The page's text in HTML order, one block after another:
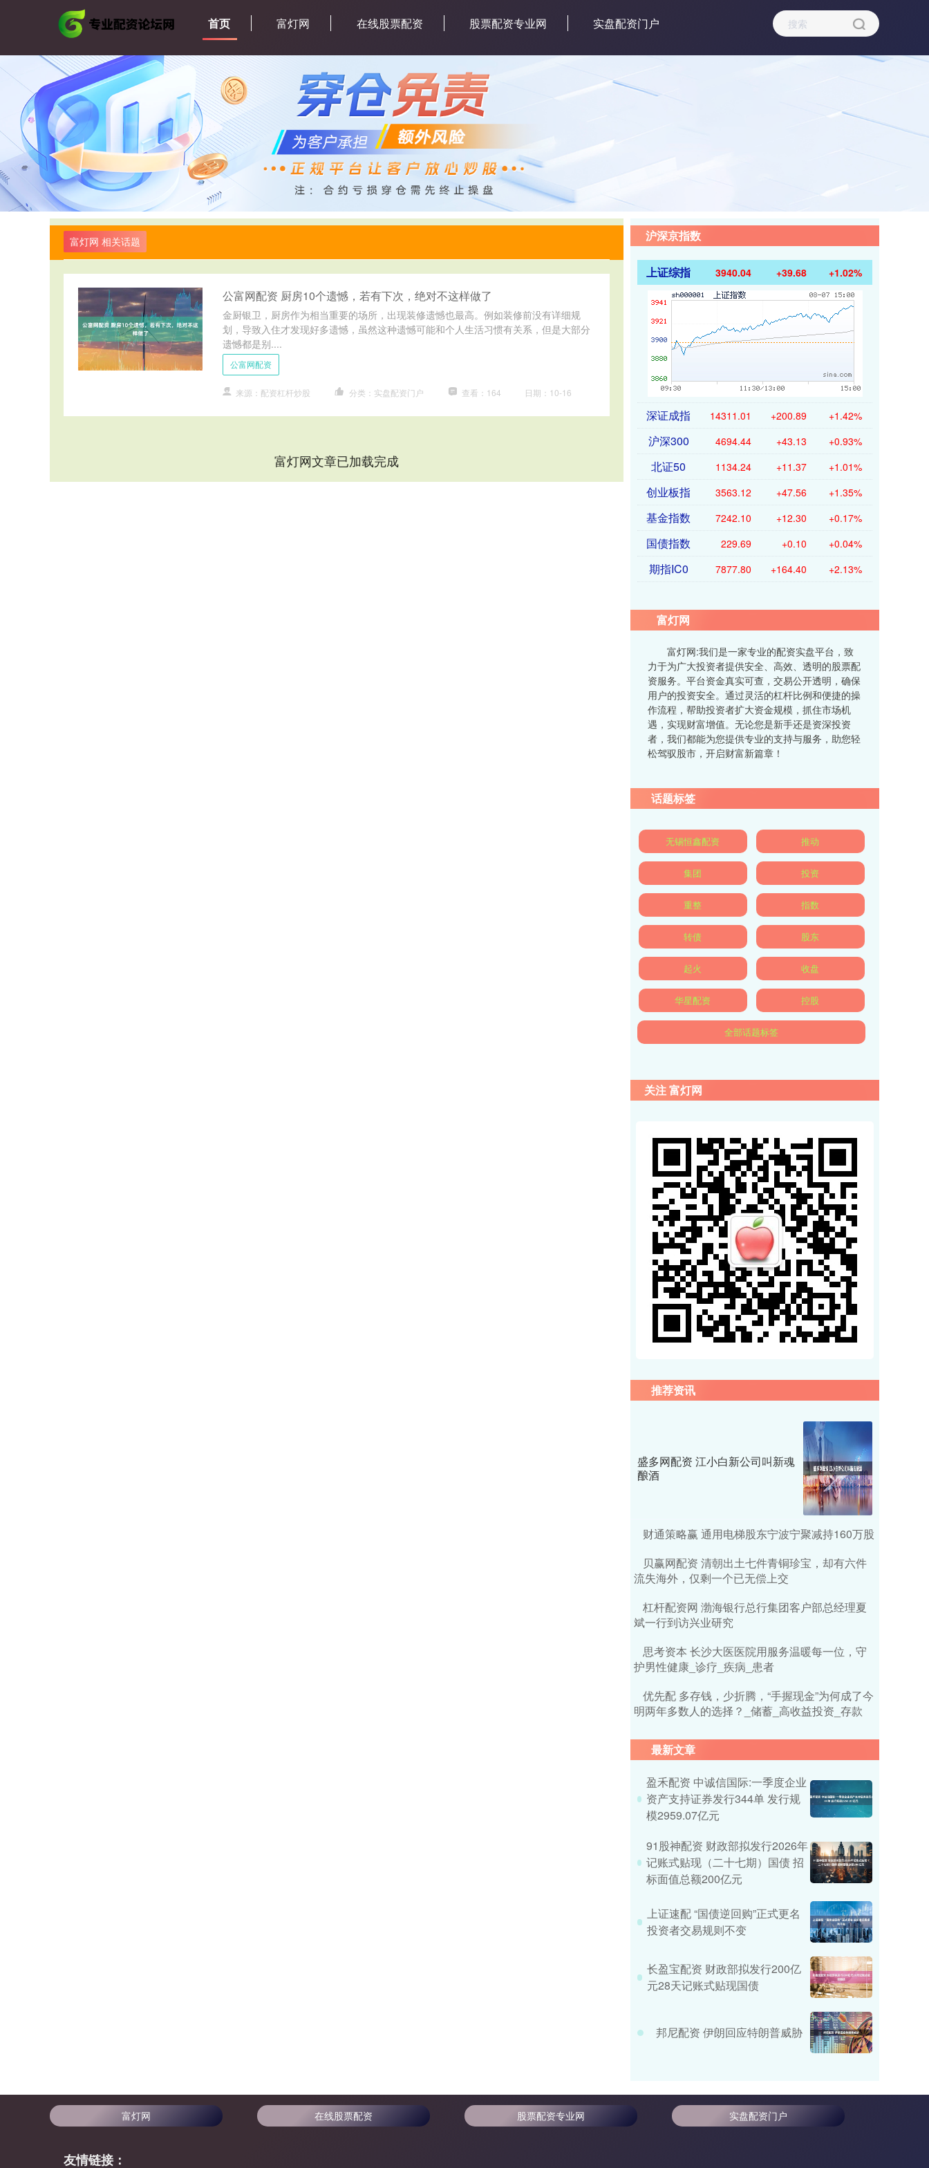
首页 富灯网 在线股票配资 股票配资专业网 实盘配资门户
富灯网 相关话题
公富网配资 厨房10个遗憾，若有下次，绝对不这样做了
金厨银卫，厨房作为相当重要的场所，出现装修遗憾也最高。例如装修前没有详细规
划，导致入住才发现好多遗憾，虽然这种遗憾可能和个人生活习惯有关系，但是大部分
遗憾都是别....
公富网配资
来源：配资杠杆炒股 分类：实盘配资门户 查看：164 日期：10-16
富灯网文章已加载完成
沪深京指数
上证综指 3940.04 +39.68 +1.02%
深证成指 14311.01 +200.89 +1.42%
沪深300 4694.44 +43.13 +0.93%
北证50 1134.24 +11.37 +1.01%
创业板指 3563.12 +47.56 +1.35%
基金指数 7242.10 +12.30 +0.17%
国债指数 229.69 +0.10 +0.04%
期指IC0 7877.80 +164.40 +2.13%
富灯网
富灯网:我们是一家专业的配资实盘平台，致
力于为广大投资者提供安全、高效、透明的股票配
资服务。平台资金真实可查，交易公开透明，确保
用户的投资安全。通过灵活的杠杆比例和便捷的操
作流程，帮助投资者扩大资金规模，抓住市场机
遇，实现财富增值。无论您是新手还是资深投资
者，我们都能为您提供专业的支持与服务，助您轻
松驾驭股市，开启财富新篇章！
话题标签
无锡恒鑫配资 推动
集团 投资
重整 指数
转债 股东
起火 收盘
华星配资 控股
全部话题标签
关注 富灯网
推荐资讯
盛多网配资 江小白新公司叫新魂
酿酒
财通策略赢 通用电梯股东宁波宁聚减持160万股
贝赢网配资 清朝出土七件青铜珍宝，却有六件
流失海外，仅剩一个已无偿上交
杠杆配资网 渤海银行总行集团客户部总经理夏
斌一行到访兴业研究
思考资本 长沙大医医院用服务温暖每一位，守
护男性健康_诊疗_疾病_患者
优先配 多存钱，少折腾，“手握现金”为何成了今
明两年多数人的选择？_储蓄_高收益投资_存款
最新文章
盈禾配资 中诚信国际:一季度企业
资产支持证券发行344单 发行规
模2959.07亿元
91股神配资 财政部拟发行2026年
记账式贴现（二十七期）国债 招
标面值总额200亿元
上证速配 “国债逆回购”正式更名
投资者交易规则不变
长盈宝配资 财政部拟发行200亿
元28天记账式贴现国债
邦尼配资 伊朗回应特朗普威胁
富灯网 在线股票配资 股票配资专业网 实盘配资门户
友情链接：